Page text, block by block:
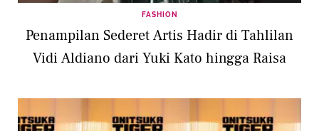
FASHION
Penampilan Sederet Artis Hadir di Tahlilan
Vidi Aldiano dari Yuki Kato hingga Raisa